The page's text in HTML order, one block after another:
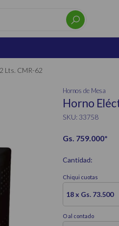
Lts. CMR-62
Hornos de Mesa
Horno
SKU: 33758
Gs. 759.000*
Cantidad:
Chiqui cuotas
18 x Gs. 73.500
O al contado